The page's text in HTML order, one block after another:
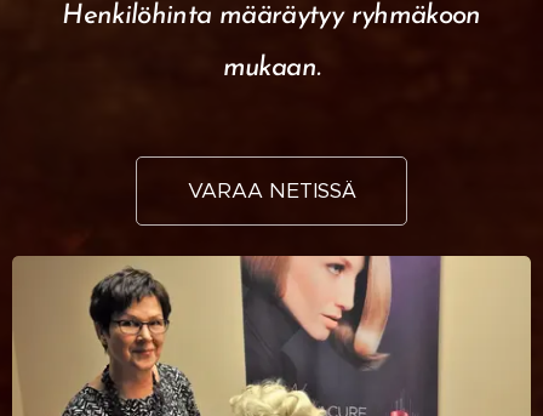
Henkilöhinta määräytyy ryhmäkoon
mukaan.
VARAA NETISSÄ